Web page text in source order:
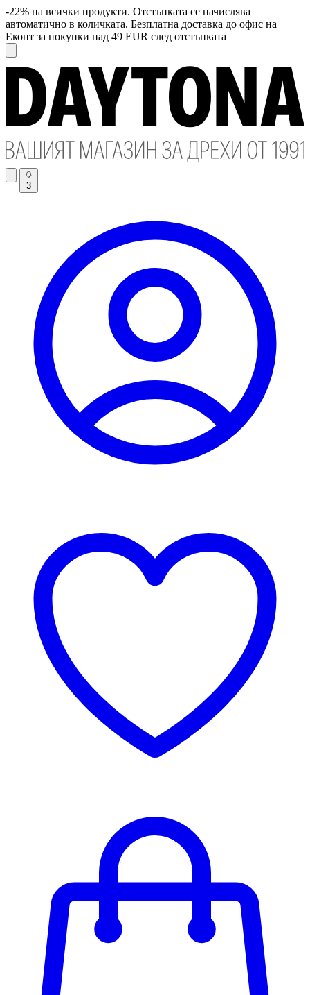
-22% на всички продукти. Отстъпката се начислява
автоматично в количката. Безплатна доставка до офис на
Еконт за покупки над 49 EUR след отстъпката
3